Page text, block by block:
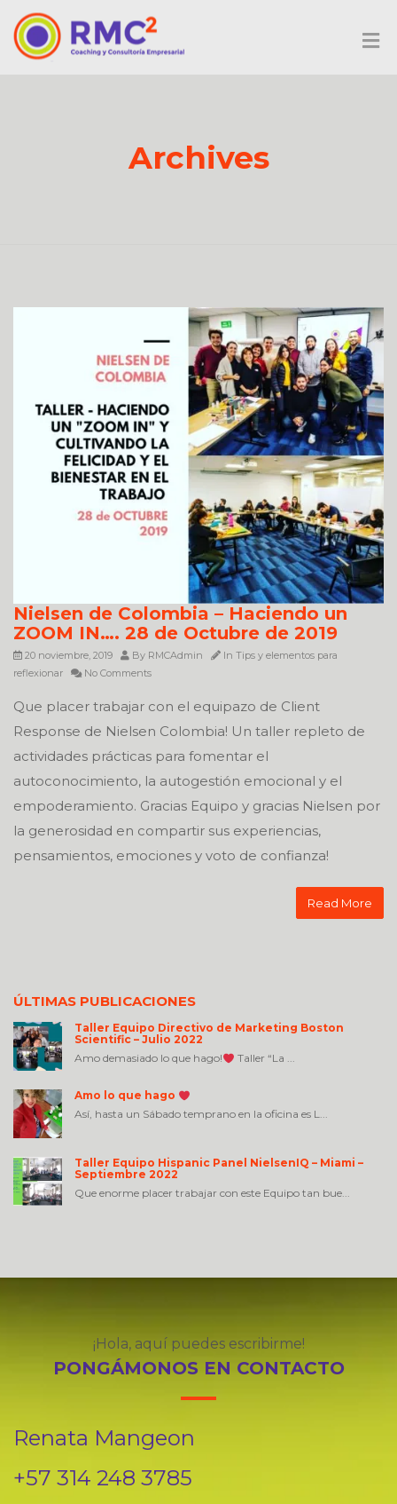
Archives
Nielsen de Colombia – Haciendo un
ZOOM IN…. 28 de Octubre de 2019
20 noviembre, 2019 By RMCAdmin In Tips y elementos para
reflexionar
No Comments
Que placer trabajar con el equipazo de Client
Response de Nielsen Colombia! Un taller repleto de
actividades prácticas para fomentar el
autoconocimiento, la autogestión emocional y el
empoderamiento. Gracias Equipo y gracias Nielsen por
la generosidad en compartir sus experiencias,
pensamientos, emociones y voto de confianza!
Read More
ÚLTIMAS PUBLICACIONES
Taller Equipo Directivo de Marketing Boston
Scientific – Julio 2022
Amo demasiado lo que hago!
Taller “La ...
Amo lo que hago
Así, hasta un Sábado temprano en la oficina es L...
Taller Equipo Hispanic Panel NielsenIQ – Miami –
Septiembre 2022
Que enorme placer trabajar con este Equipo tan bue...
¡Hola, aquí puedes escribirme!
PONGÁMONOS EN CONTACTO
Renata Mangeon
+57 314 248 3785